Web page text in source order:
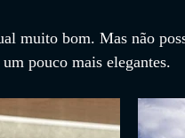
muito bom. Mas não
pouco mais elegantes.